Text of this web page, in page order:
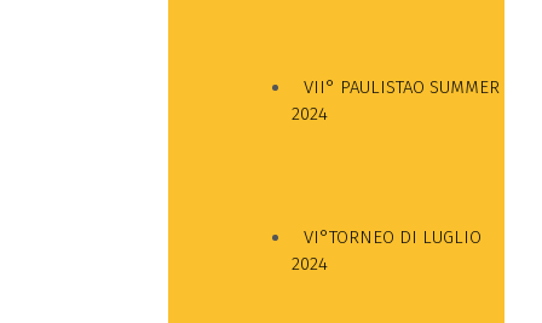
VII° PAULISTAO SUMMER
2024
VI°TORNEO DI LUGLIO
2024